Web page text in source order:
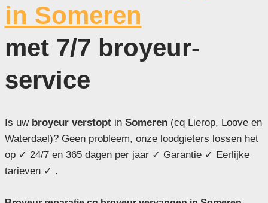
in Someren
met 7/7 broyeur-
service
Is uwbroyeur verstoptin Someren(cq Lierop, Loove en
Waterdael)? Geen probleem, onze loodgieters lossen het
op ✓ 24/7 en 365 dagen per jaar ✓ Garantie ✓ Eerlijke
tarieven ✓ .